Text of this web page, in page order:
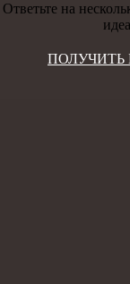
Ответьте на